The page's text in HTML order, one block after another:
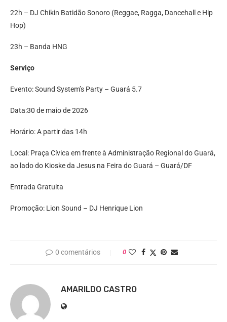
22h – DJ Chikin Batidão Sonoro (Reggae, Ragga, Dancehall e Hip
Hop)
23h – Banda HNG
Serviço
Evento: Sound System’s Party – Guará 5.7
Data:30 de maio de 2026
Horário: A partir das 14h
Local: Praça Cívica em frente à Administração Regional do Guará,
ao lado do Kioske da Jesus na Feira do Guará – Guará/DF
Entrada Gratuita
Promoção: Lion Sound – DJ Henrique Lion
0 comentários 0
AMARILDO CASTRO